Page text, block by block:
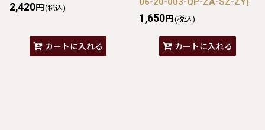
2,420円 (税込)
カートに入れる
1,650円 (税込)
カートに入れる